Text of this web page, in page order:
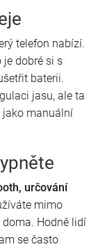
telefon nabízí.
je dobré si s
baterii.
jasu, ale ta
jako manuální
určování
mimo
Hodně lidí
se často